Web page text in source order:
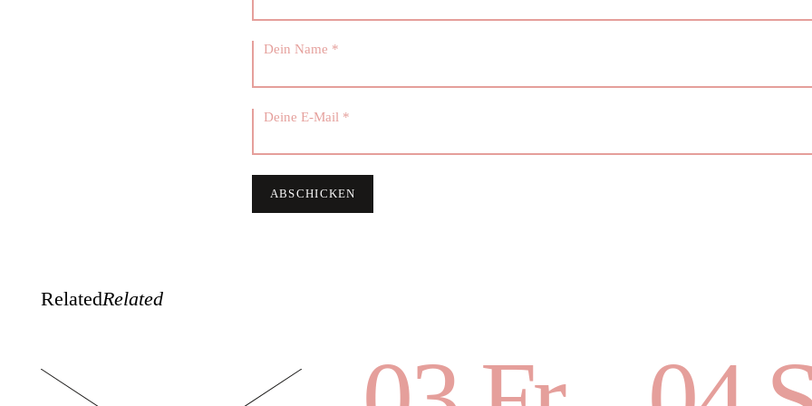
RelatedRelated